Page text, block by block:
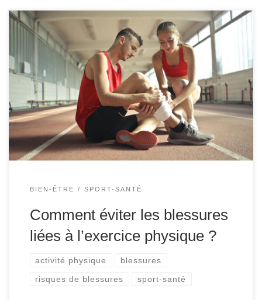
L’exercice physique régulier est bon pour le corps et sans
danger pour la plupart des gens. Cependant, quel que soit
le type d’activité, il y a un risque de se blesser. Les
blessures liées à l’exercice physique peuvent aller de
l’élongation à l’entorse ou encore au mal de dos… Avec
[…]
BIEN-ÊTRE SPORT-SANTÉ
Comment éviter les blessures
liées à l’exercice physique ?
activité physique blessures
risques de blessures sport-santé